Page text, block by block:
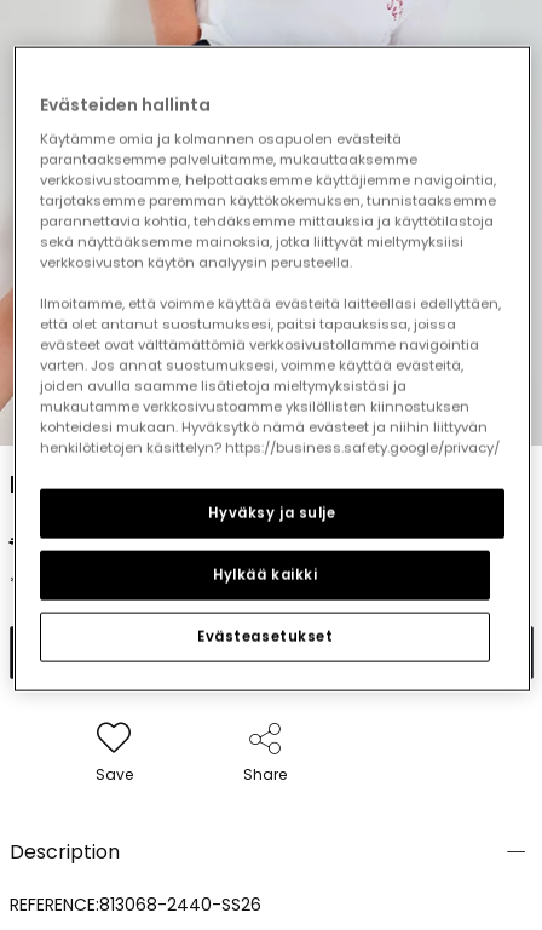
1 2 3 4 5
Navy blue linen bermuda shorts
€27.95 €13.95 €11.15
*Discount applied to season price
Save Share
Description
REFERENCE:813068-2440-SS26
Evästeiden hallinta
Käytämme omia ja kolmannen osapuolen evästeitä
parantaaksemme palveluitamme, mukauttaaksemme
verkkosivustoamme, helpottaaksemme käyttäjiemme navigointia,
tarjotaksemme paremman käyttökokemuksen, tunnistaaksemme
parannettavia kohtia, tehdäksemme mittauksia ja käyttötilastoja
sekä näyttääksemme mainoksia, jotka liittyvät mieltymyksiisi
verkkosivuston käytön analyysin perusteella.
Ilmoitamme, että voimme käyttää evästeitä laitteellasi edellyttäen,
että olet antanut suostumuksesi, paitsi tapauksissa, joissa
evästeet ovat välttämättömiä verkkosivustollamme navigointia
varten. Jos annat suostumuksesi, voimme käyttää evästeitä,
joiden avulla saamme lisätietoja mieltymyksistäsi ja
mukautamme verkkosivustoamme yksilöllisten kiinnostuksen
kohteidesi mukaan. Hyväksytkö nämä evästeet ja niihin liittyvän
henkilötietojen käsittelyn? https://business.safety.google/privacy/
Evästeasetukset
Hylkää kaikki
Hyväksy ja sulje